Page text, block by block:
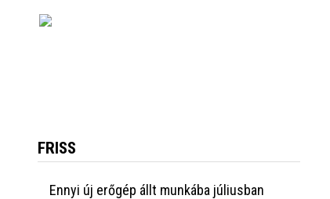
FRISS
Ennyi új erőgép állt munkába júliusban